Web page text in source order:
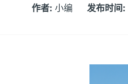
作者: 小编 发布时间: